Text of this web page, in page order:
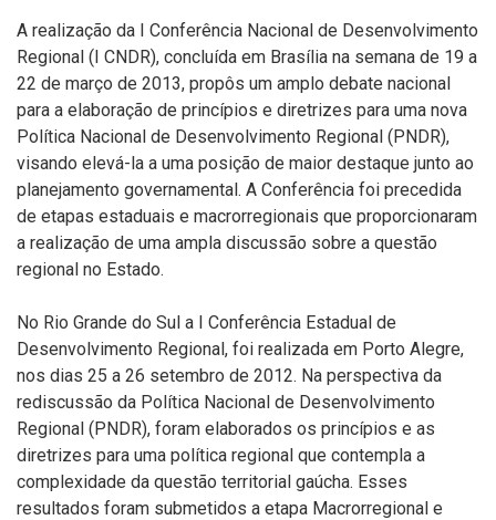
A realização da I Conferência Nacional de Desenvolvimento
Regional (I CNDR), concluída em Brasília na semana de 19 a
22 de março de 2013, propôs um amplo debate nacional
para a elaboração de princípios e diretrizes para uma nova
Política Nacional de Desenvolvimento Regional (PNDR),
visando elevá-la a uma posição de maior destaque junto ao
planejamento governamental. A Conferência foi precedida
de etapas estaduais e macrorregionais que proporcionaram
a realização de uma ampla discussão sobre a questão
regional no Estado.
No Rio Grande do Sul a I Conferência Estadual de
Desenvolvimento Regional, foi realizada em Porto Alegre,
nos dias 25 a 26 setembro de 2012. Na perspectiva da
rediscussão da Política Nacional de Desenvolvimento
Regional (PNDR), foram elaborados os princípios e as
diretrizes para uma política regional que contempla a
complexidade da questão territorial gaúcha. Esses
resultados foram submetidos a etapa Macrorregional e